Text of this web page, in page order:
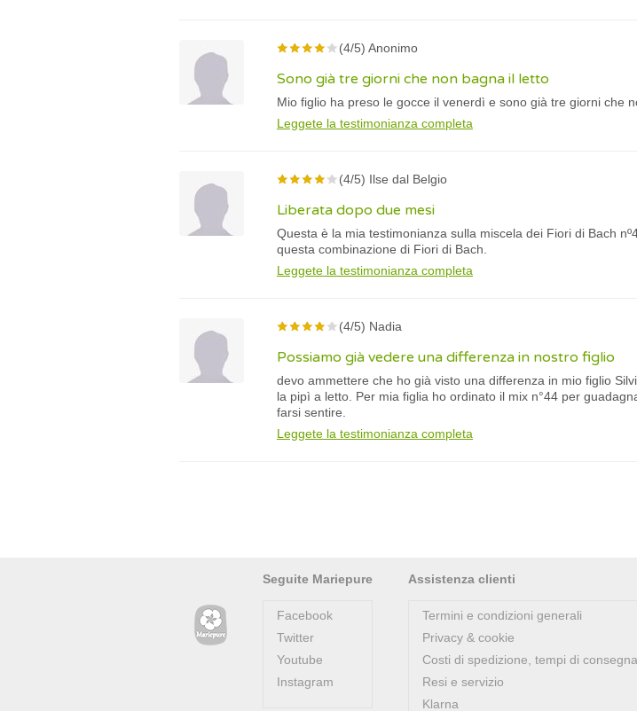
(4/5) Anonimo
Sono già tre giorni che non bagna il letto
Mio figlio ha preso le gocce il venerdì e sono già tre giorni che
Leggete la testimonianza completa
(4/5) Ilse dal Belgio
Liberata dopo due mesi
Questa è la mia testimonianza sulla miscela dei Fiori di Bach
questa combinazione di Fiori di Bach.
Leggete la testimonianza completa
(4/5) Nadia
Possiamo già vedere una differenza in nostro figlio
devo ammettere che ho già visto una differenza in mio figlio
la pipì a letto. Per mia figlia ho ordinato il mix n°44 per
farsi sentire.
Leggete la testimonianza completa
Seguite Mariepure
Facebook
Twitter
Youtube
Instagram
Assistenza clienti
Termini e condizioni generali
Privacy & cookie
Costi di spedizione, tempi di
Resi e servizio
Klarna